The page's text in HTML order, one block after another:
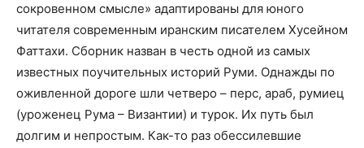
сокровенном смысле» адаптированы для юного
читателя современным иранским писателем Хусейном
Фаттахи. Сборник назван в честь одной из самых
известных поучительных историй Руми. Однажды по
оживленной дороге шли четверо – перс, араб, румиец
(уроженец Рума – Византии) и турок. Их путь был
долгим и непростым. Как-то раз обессилевшие